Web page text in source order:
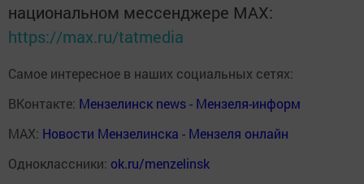
национальном мессенджере MАХ:
https://max.ru/tatmedia
Самое интересное в наших социальных сетях:
ВКонтакте: Мензелинск news - Мензеля-информ
MAX: Новости Мензелинска - Мензеля онлайн
Одноклассники: ok.ru/menzelinsk